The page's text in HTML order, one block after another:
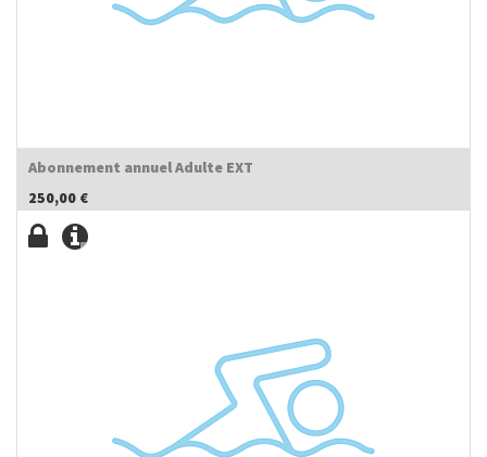
Abonnement annuel Adulte EXT
250,00 €